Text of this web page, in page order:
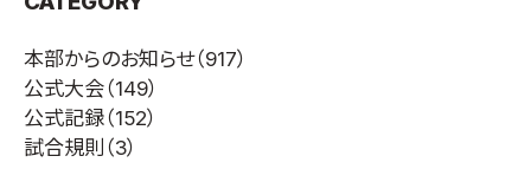
本部からのお知らせ（917）
公式大会（149）
公式記録（152）
試合規則 （3）